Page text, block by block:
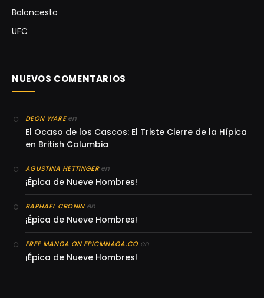
Baloncesto
UFC
NUEVOS COMENTARIOS
DEON WAREen
El Ocaso de los Cascos: El Triste Cierre de la Hípica
en British Columbia
AGUSTINA HETTINGERen
¡Épica de Nueve Hombres!
RAPHAEL CRONINen
¡Épica de Nueve Hombres!
FREE MANGA ON EPICMNAGA.COen
¡Épica de Nueve Hombres!